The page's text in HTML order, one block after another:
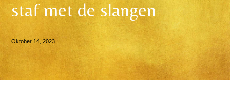
staf met de slangen
Oktober 14, 2023